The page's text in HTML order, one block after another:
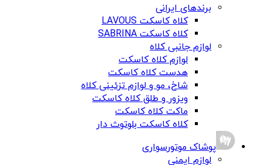
برندهای ایرانی
کلاه کاسکت LAVOUS
کلاه کاسکت SABRINA
لوازم جانبی کلاه
لوازم کلاه کاسکت
هدست کلاه کاسکت
شاخ، مو و لوازم تزئینی کلاه
ویزور و طلق کلاه کاسکت
ماکت کلاه کاسکت
کلاه کاسکت بلوتوث دار
پوشاک موتورسواری
لوازم ایمنی